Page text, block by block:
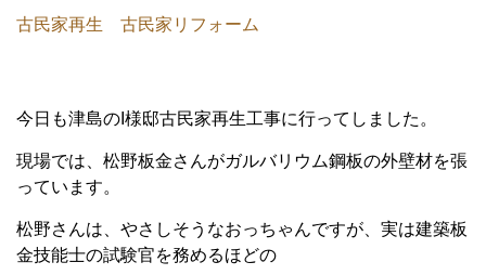
古民家再生 古民家リフォーム
今日も津島のI様邸古民家再生工事に行ってしました。
現場では、松野板金さんがガルバリウム鋼板の外壁材を張
っています。
松野さんは、やさしそうなおっちゃんですが、実は建築板
金技能士の試験官を務めるほどの